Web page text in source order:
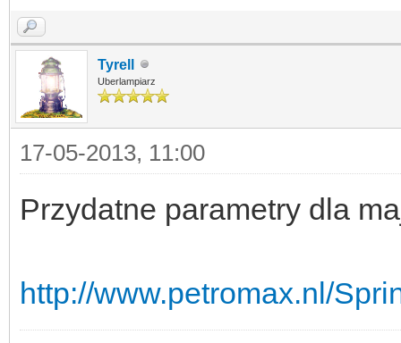
Tyrell
Uberlampiarz
17-05-2013, 11:00
Przydatne parametry dla
http://www.petromax.nl/